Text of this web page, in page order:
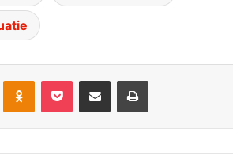
Odnoklassniki
Pocket Deel via E-mail Print